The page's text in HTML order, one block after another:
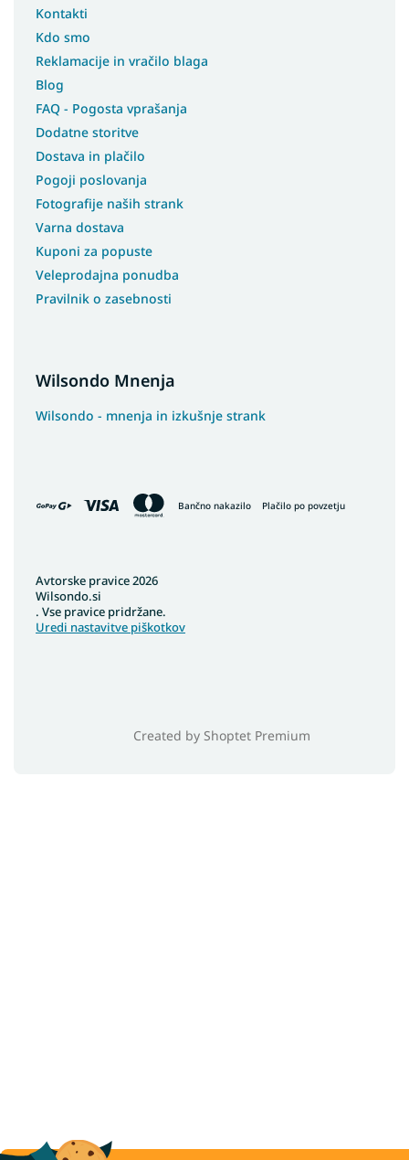
Kontakti
Kdo smo
Reklamacije in vračilo blaga
Blog
FAQ - Pogosta vprašanja
Dodatne storitve
Dostava in plačilo
Pogoji poslovanja
Fotografije naših strank
Varna dostava
Kuponi za popuste
Veleprodajna ponudba
Pravilnik o zasebnosti
Wilsondo Mnenja
Wilsondo - mnenja in izkušnje strank
Bančno nakazilo Plačilo po povzetju
Created by Shoptet Premium
Avtorske pravice 2026
Wilsondo.si
. Vse pravice pridržane.
Uredi nastavitve piškotkov